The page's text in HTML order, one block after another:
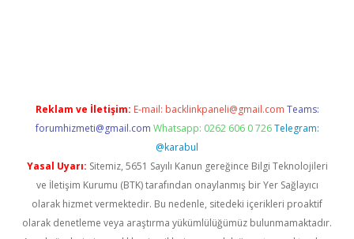
Reklam ve İletişim: E-mail: backlinkpaneli@gmail.com Teams:
forumhizmeti@gmail.com Whatsapp: 0262 606 0 726 Telegram:
@karabul
Yasal Uyarı: Sitemiz, 5651 Sayılı Kanun gereğince Bilgi Teknolojileri
ve İletişim Kurumu (BTK) tarafından onaylanmış bir Yer Sağlayıcı
olarak hizmet vermektedir. Bu nedenle, sitedeki içerikleri proaktif
olarak denetleme veya araştırma yükümlülüğümüz bulunmamaktadır.